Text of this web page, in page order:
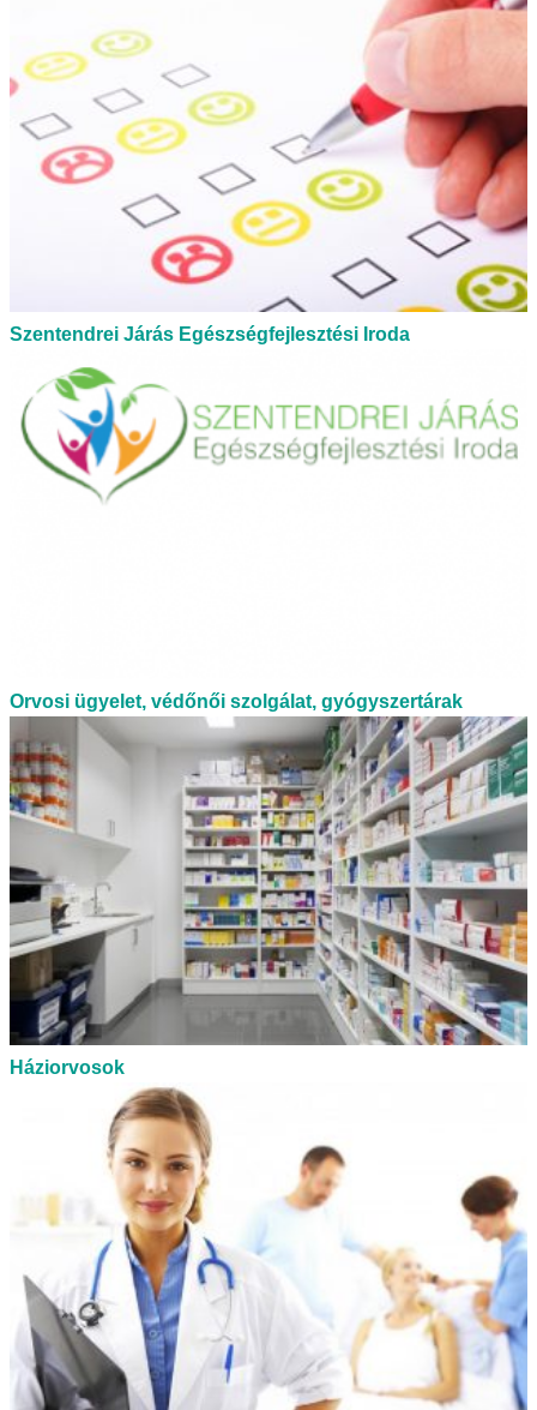
Szentendrei Járás Egészségfejlesztési Iroda
Orvosi ügyelet, védőnői szolgálat, gyógyszertárak
Háziorvosok